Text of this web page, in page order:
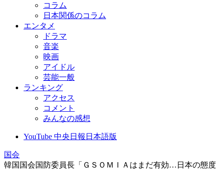
コラム
日本関係のコラム
エンタメ
ドラマ
音楽
映画
アイドル
芸能一般
ランキング
アクセス
コメント
みんなの感想
YouTube 中央日報日本語版
国会
韓国国会国防委員長「ＧＳＯＭＩＡはまだ有効…日本の態度